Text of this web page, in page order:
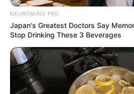
NEUROMIND PRO
Japan's Greatest Doctors Say
Stop Drinking These 3 Beverages